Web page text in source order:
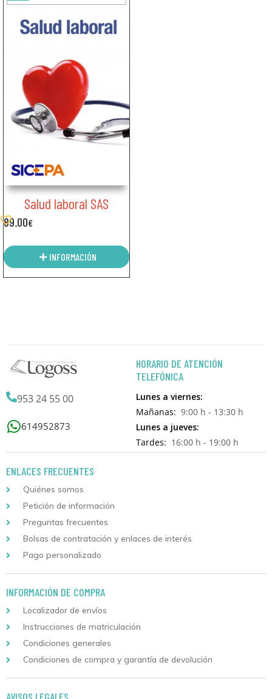
Salud laboral SAS
89.00€
INFORMACIÓN
953 24 55 00
614952873
HORARIO DE ATENCIÓN
TELEFÓNICA
Lunes a viernes:
Mañanas: 9:00 h - 13:30 h
Lunes a jueves:
Tardes: 16:00 h - 19:00 h
ENLACES FRECUENTES
Quiénes somos
Petición de información
Preguntas frecuentes
Bolsas de contratación y enlaces de interés
Pago personalizado
INFORMACIÓN DE COMPRA
Localizador de envíos
Instrucciones de matriculación
Condiciones generales
Condiciones de compra y garantía de devolución